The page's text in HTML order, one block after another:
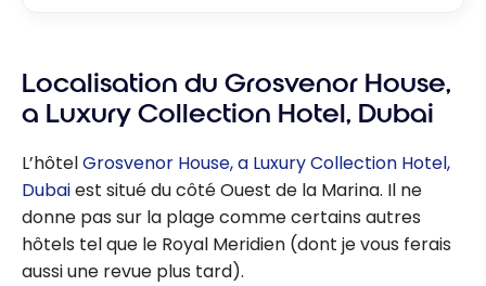
Localisation du Grosvenor House,
a Luxury Collection Hotel, Dubai
L’hôtelGrosvenor House, a Luxury Collection Hotel,
Dubaiest situé du côté Ouest de la Marina. Il ne
donne pas sur la plage comme certains autres
hôtels tel que le Royal Meridien (dont je vous ferais
aussi une revue plus tard).